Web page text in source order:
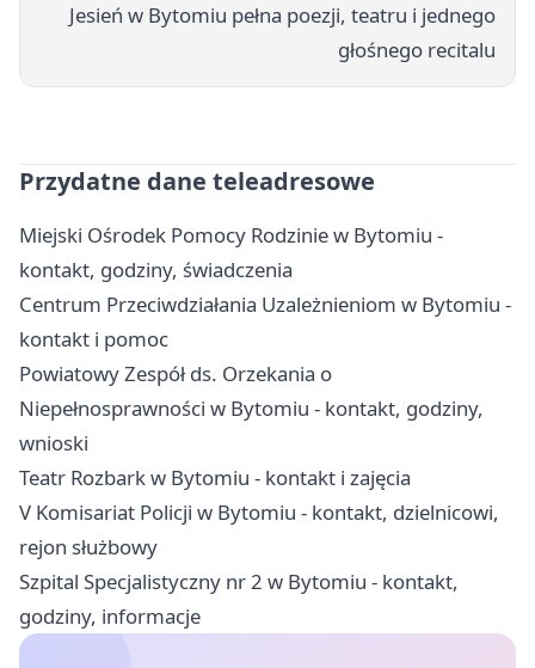
Jesień w Bytomiu pełna poezji, teatru i jednego
głośnego recitalu
Przydatne dane teleadresowe
Miejski Ośrodek Pomocy Rodzinie w Bytomiu -
kontakt, godziny, świadczenia
Centrum Przeciwdziałania Uzależnieniom w Bytomiu -
kontakt i pomoc
Powiatowy Zespół ds. Orzekania o
Niepełnosprawności w Bytomiu - kontakt, godziny,
wnioski
Teatr Rozbark w Bytomiu - kontakt i zajęcia
V Komisariat Policji w Bytomiu - kontakt, dzielnicowi,
rejon służbowy
Szpital Specjalistyczny nr 2 w Bytomiu - kontakt,
godziny, informacje